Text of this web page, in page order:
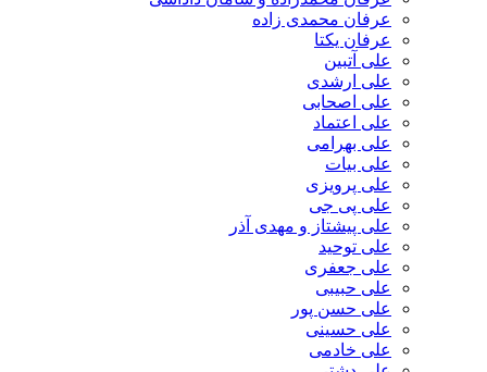
عرفان محمدی زاده
عرفان یکتا
علی آتبین
علی ارشدی
علی اصحابی
علی اعتماد
علی بهرامی
علی بیات
علی پرویزی
علی پی جی
علی پیشتاز و مهدی آذر
علی توحید
علی جعفری
علی حبیبی
علی حسن پور
علی حسینی
علی خادمی